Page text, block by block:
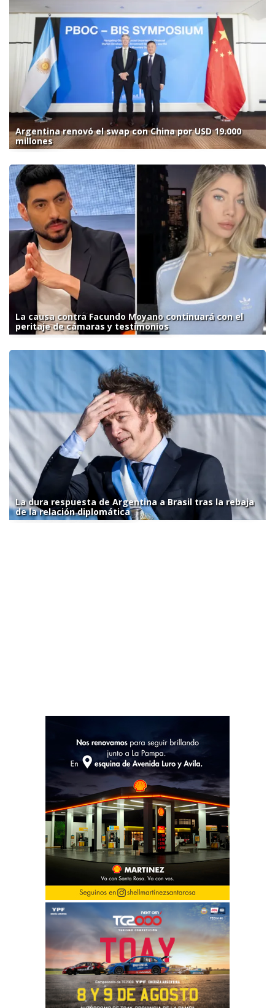
Argentina renovó el swap con China por USD 19.000
millones
La causa contra Facundo Moyano continuará con el
peritaje de cámaras y testimonios
La dura respuesta de Argentina a Brasil tras la rebaja
de la relación diplomática